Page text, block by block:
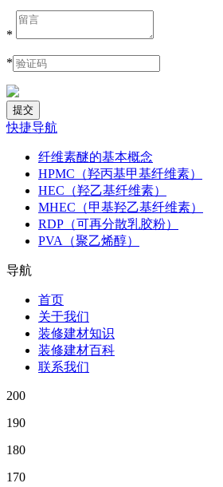
*
*
快捷导航
纤维素醚的基本概念
HPMC（羟丙基甲基纤维素）
HEC（羟乙基纤维素）
MHEC（甲基羟乙基纤维素）
RDP（可再分散乳胶粉）
PVA（聚乙烯醇）
导航
首页
关于我们
装修建材知识
装修建材百科
联系我们
200
190
180
170